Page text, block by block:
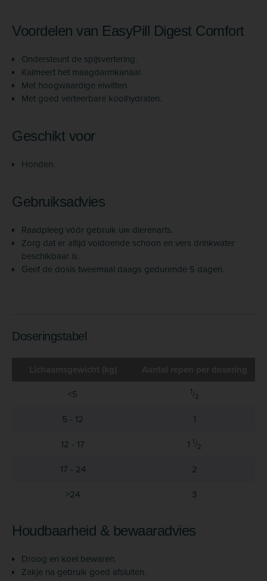
Voordelen van EasyPill Digest Comfort
Ondersteunt de spijsvertering.
Kalmeert het maagdarmkanaal.
Met hoogwaardige eiwitten.
Met goed verteerbare koolhydraten.
Geschikt voor
Honden.
Gebruiksadvies
Raadpleeg vóór gebruik uw dierenarts.
Zorg dat er altijd voldoende schoon en vers drinkwater
beschikbaar is.
Geef de dosis tweemaal daags gedurende 5 dagen.
Doseringstabel
<5 1/2
5 - 12
1
12 - 17
1 1/2
17 - 24
2
>24
3
Houdbaarheid & bewaaradvies
Droog en koel bewaren.
Zakje na gebruik goed afsluiten.